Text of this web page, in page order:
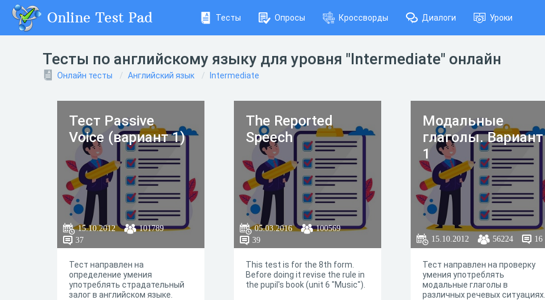
Online Test Pad Тесты Опросы Кроссворды Диалоги Уроки
Тесты по английскому языку для уровня "Intermediate" онлайн
Онлайн тесты Английский язык Intermediate
Тест Passive
Voice (вариант 1)
15.10.2012
101789
37
Тест направлен на
определение умения
употреблять страдательный
залог в английском языке.
The Reported
Speech
05.03.2016
100569
39
This test is for the 8th form.
Before doing it revise the rule in
the pupil's book (unit 6 "Music").
Модальные
глаголы. Вариант
1
15.10.2012 56224 16
Тест направлен на проверку
умения употреблять
модальные глаголы в
различных речевых ситуациях.